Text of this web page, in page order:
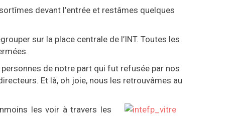
devant l’entrée et restâmes quelques
sur la place centrale de l’INT. Toutes les
de notre part qui fut refusée par nos
Et là, oh joie, nous les retrouvâmes au
les voir à travers les